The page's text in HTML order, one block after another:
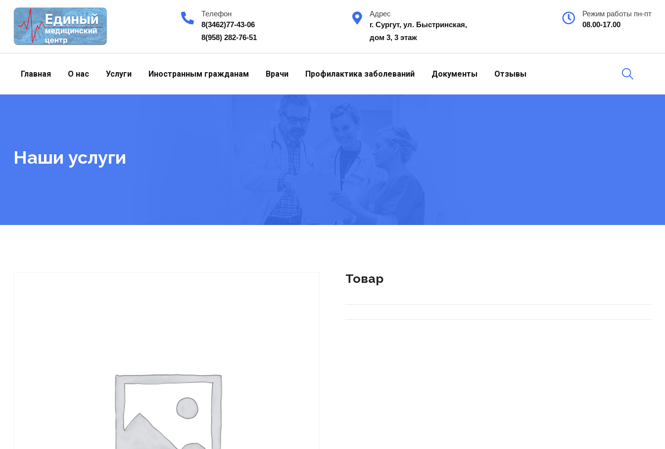
content
Телефон
8(3462)77-43-06
8(958) 282-76-51
Адрес
г. Сургут, ул. Быстринская,
дом 3, 3 этаж
Режим работы пн-пт
08.00-17.00
Главная О нас Услуги Иностранным гражданам Врачи Профилактика заболеваний Документы Отзывы
Наши услуги
Товар